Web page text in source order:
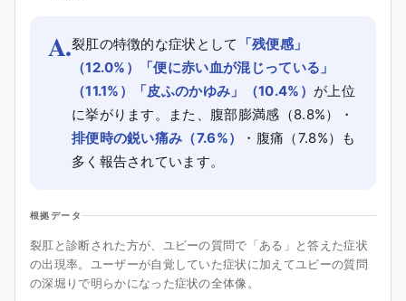
A.裂肛の特徴的な症状として
「残便感」
（12.0%）「便に赤い血が混じっている」
（11.1%）「皮ふのかゆみ」（10.4%） が上位
に挙がります。また、腹部膨満感（8.8%）・
排便時の鋭い痛み（7.6%）
・腹痛（7.8%）も
多く報告されています。
根拠データ
裂肛と診断された方が、ユビーの質問で「ある」と答えた症状
の出現率。ユーザーが自覚していた症状に加えてユビーの質問
の深堀りで明らかになった症状の全体像。